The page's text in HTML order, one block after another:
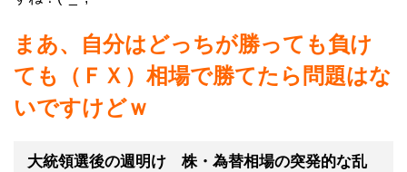
まあ、自分はどっちが勝っても負け
ても（ＦＸ）相場で勝てたら問題はな
いですけどｗ
大統領選後の週明け 株・為替相場の突発的な乱